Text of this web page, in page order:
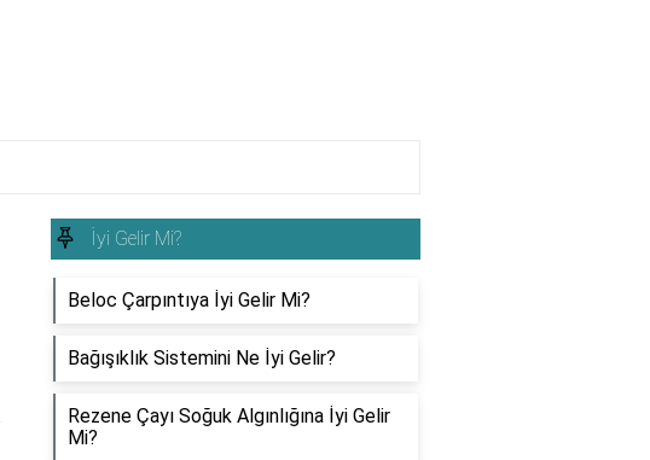
İyi Gelir Mi?
Beloc Çarpıntıya İyi Gelir Mi?
Bağışıklık Sistemini Ne İyi Gelir?
Rezene Çayı Soğuk Algınlığına İyi Gelir
Mi?